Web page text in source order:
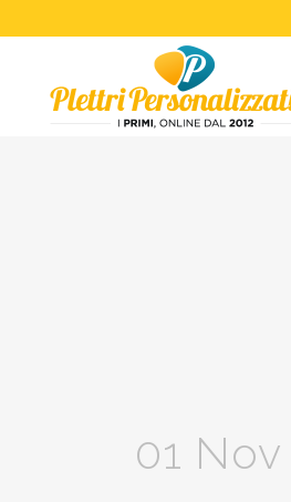
01 Nov